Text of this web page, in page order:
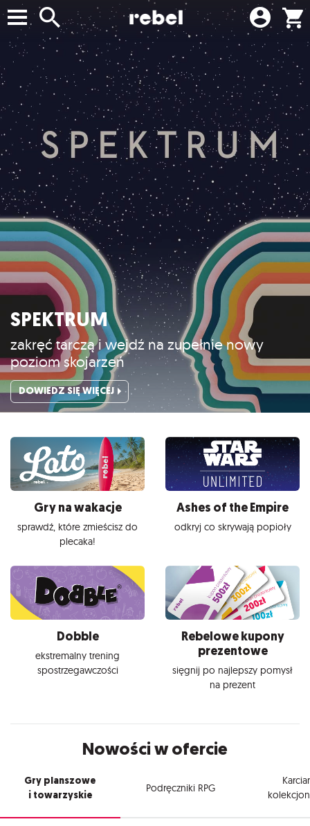
SPEKTRUM
zakręć tarczą i wejdź na zupełnie nowy
poziom skojarzeń
DOWIEDZ SIĘ WIĘCEJ
Gry na wakacje
sprawdź, które zmieścisz do
plecaka!
Ashes of the Empire
odkryj co skrywają popioły
Dobble
ekstremalny trening
spostrzegawczości
Rebelowe kupony
prezentowe
sięgnij po najlepszy pomysł
na prezent
Nowości w ofercie
Gry planszowe
i towarzyskie
Podręczniki RPG